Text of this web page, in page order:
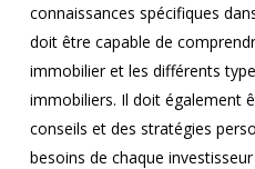
connaissances spécifiques
doit être capable de
immobilier et les différents
immobiliers. Il doit également
conseils et des stratégies
besoins de chaque